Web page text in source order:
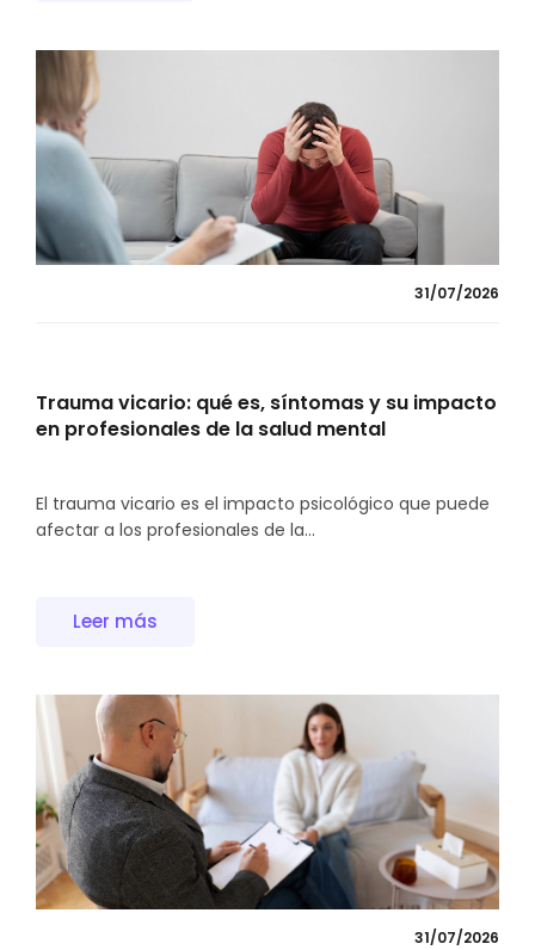
31/07/2026
Trauma vicario: qué es, síntomas y su impacto
en profesionales de la salud mental
El trauma vicario es el impacto psicológico que puede
afectar a los profesionales de la...
Leer más
31/07/2026